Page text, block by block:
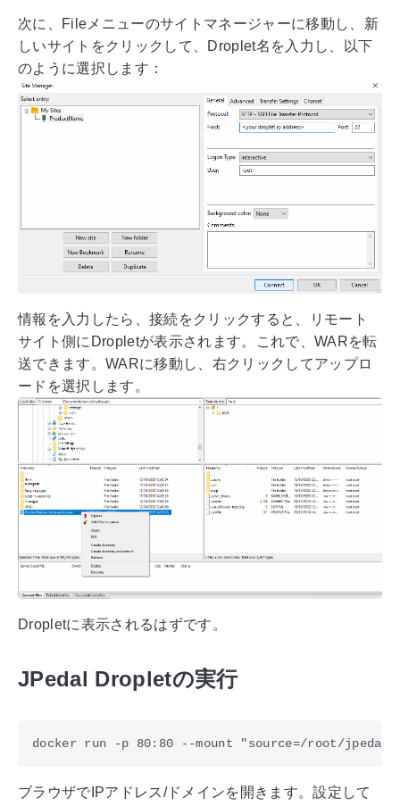
次に、Fileメニューのサイトマネージャーに移動し、新
しいサイトをクリックして、Droplet名を入力し、以下
のように選択します：
情報を入力したら、接続をクリックすると、リモート
サイト側にDropletが表示されます。これで、WARを転
送できます。WARに移動し、右クリックしてアップロ
ードを選択します。
Dropletに表示されるはずです。
JPedal Dropletの実行
ブラウザでIPアドレス/ドメインを開きます。設定して